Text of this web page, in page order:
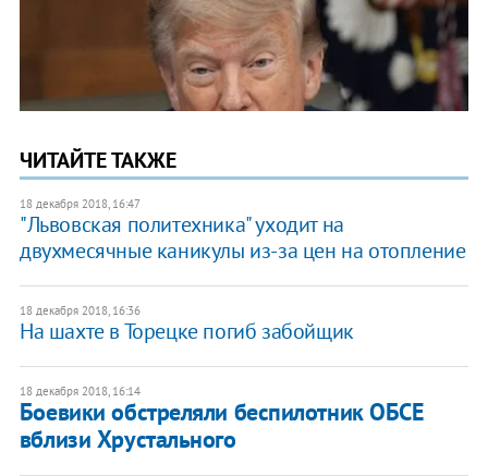
ЧИТАЙТЕ ТАКЖЕ
18 декабря 2018, 16:47
"Львовская политехника" уходит на
двухмесячные каникулы из-за цен на отопление
18 декабря 2018, 16:36
На шахте в Торецке погиб забойщик
18 декабря 2018, 16:14
Боевики обстреляли беспилотник ОБСЕ
вблизи Хрустального